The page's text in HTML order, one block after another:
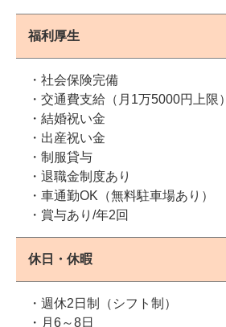
福利厚生
・社会保険完備
・交通費支給（月1万5000円上限）
・結婚祝い金
・出産祝い金
・制服貸与
・退職金制度あり
・車通勤OK（無料駐車場あり）
・賞与あり/年2回
休日・休暇
・週休2日制（シフト制）
・月6～8日